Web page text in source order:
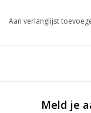
Aan verlanglijst
Meld je